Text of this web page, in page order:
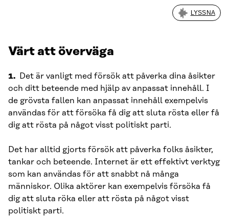
LYSSNA
Värt att överväga
1.
Det är vanligt med försök att påverka dina åsikter
och ditt beteende med hjälp av anpassat innehåll. I
de grövsta fallen kan anpassat innehåll exempelvis
användas för att försöka få dig att sluta rösta eller få
dig att rösta på något visst politiskt parti.
Det har alltid gjorts försök att påverka folks åsikter,
tankar och beteende. Internet är ett effektivt verktyg
som kan användas för att snabbt nå många
människor. Olika aktörer kan exempelvis försöka få
dig att sluta röka eller att rösta på något visst
politiskt parti.